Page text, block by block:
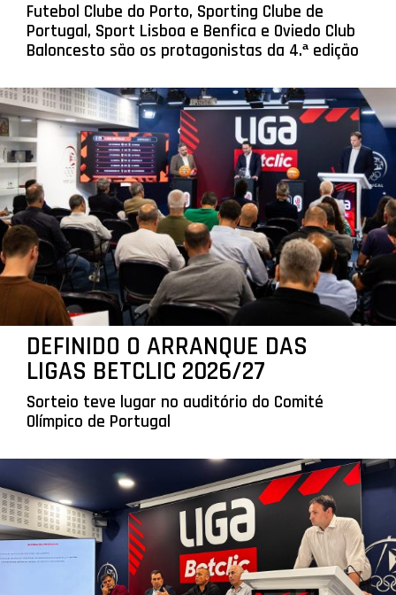
Futebol Clube do Porto, Sporting Clube de
Portugal, Sport Lisboa e Benfica e Oviedo Club
Baloncesto são os protagonistas da 4.ª edição
DEFINIDO O ARRANQUE DAS
LIGAS BETCLIC 2026/27
Sorteio teve lugar no auditório do Comité
Olímpico de Portugal